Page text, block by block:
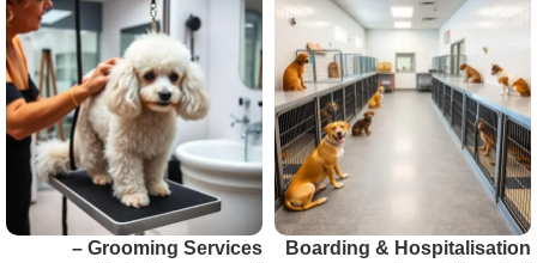
Boarding & Hospitalisation
Grooming Services –